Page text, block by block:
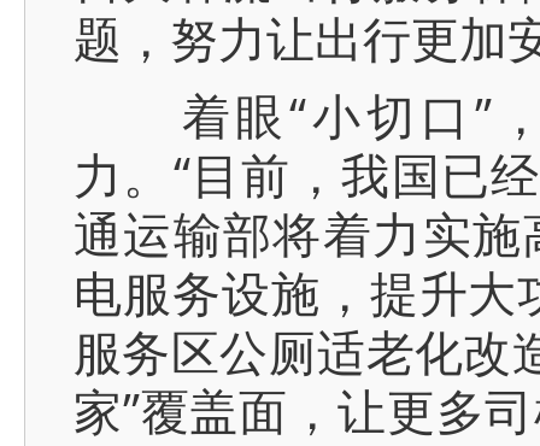
题，努力让出行更加
着眼“小切口”，
力。“目前，我国已
通运输部将着力实
电服务设施，提升
服务区公厕适老化改
家”覆盖面，让更多